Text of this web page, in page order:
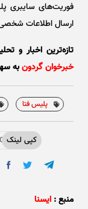
فوریت‌های سایبری
ارسال اطلاعات
تازه‌ترین اخبار و
خبرخوان گردونبه
پلیس فتا
کپی لینک
منبع : ایسنا